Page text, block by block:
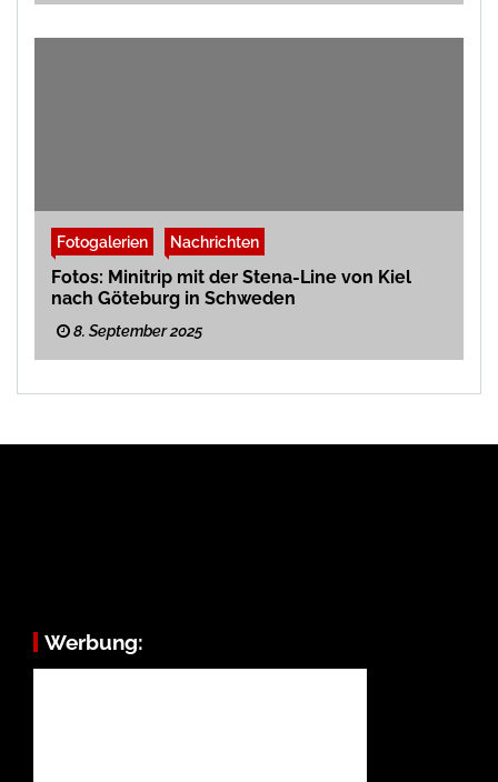
Fotogalerien Nachrichten
Fotos: Minitrip mit der Stena-Line von Kiel
nach Göteburg in Schweden
8. September 2025
Werbung: